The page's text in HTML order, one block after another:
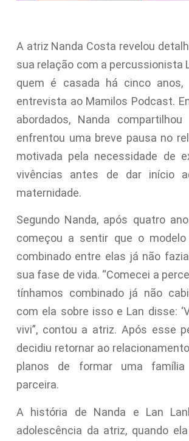
A atriz Nanda Costa revelou
sua relação com a percussionista
quem é casada há cinco anos,
entrevista ao Mamilos Podcast.
abordados, Nanda
enfrentou uma breve pausa no
motivada pela necessidade de
vivências antes de dar início
maternidade.
Segundo Nanda, após quatro
começou a sentir que o modelo
combinado entre elas já não
sua fase de vida. “Comecei a
tínhamos combinado já não
com ela sobre isso e Lan disse:
vivi”, contou a atriz. Após esse
decidiu retornar ao
planos de formar uma
parceira.
A história de Nanda e Lan
adolescência da atriz, quando